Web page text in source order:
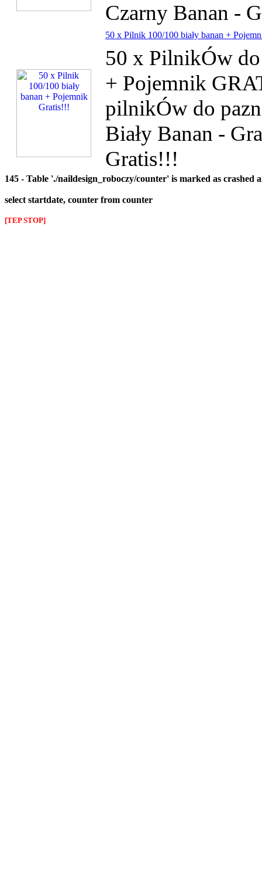
Czarny Banan -
50 x Pilnik 100/100 biały banan +
50 x PilnikÓw
+ Pojemnik
pilnikÓw do
Biały Banan -
Gratis!!!
145 - Table './naildesign_roboczy/counter' is marked as crashed
select startdate, counter from counter
[TEP STOP]